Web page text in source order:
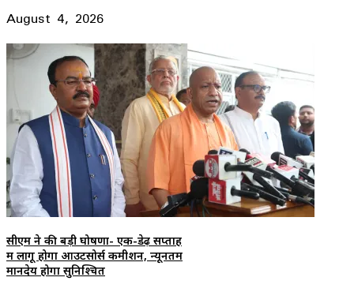
August 4, 2026
सीएम ने की बड़ी घोषणा- एक-डेढ़ सप्ताह
में लागू होगा आउटसोर्स कमीशन, न्यूनतम
मानदेय होगा सुनिश्चित